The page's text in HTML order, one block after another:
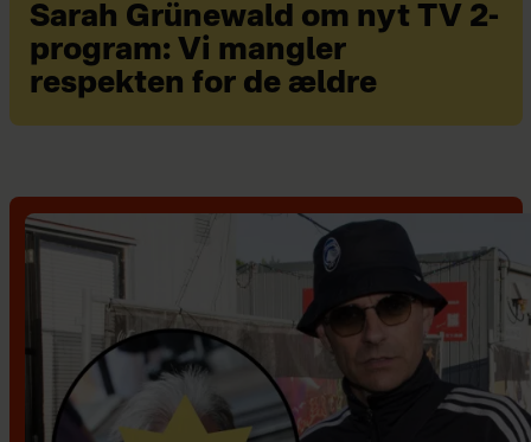
Sarah Grünewald om nyt TV 2-
program: Vi mangler
respekten for de ældre